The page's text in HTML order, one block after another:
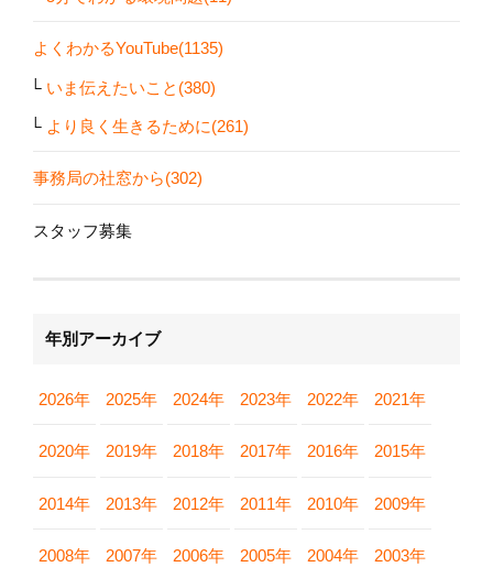
よくわかるYouTube(1135)
いま伝えたいこと(380)
より良く生きるために(261)
事務局の社窓から(302)
スタッフ募集
年別アーカイブ
2026年 2025年 2024年 2023年 2022年 2021年
2020年 2019年 2018年 2017年 2016年 2015年
2014年 2013年 2012年 2011年 2010年 2009年
2008年 2007年 2006年 2005年 2004年 2003年